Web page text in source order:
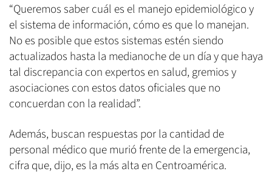
“Queremos saber cuál es el manejo epidemiológico y
el sistema de información, cómo es que lo manejan.
No es posible que estos sistemas estén siendo
actualizados hasta la medianoche de un día y que haya
tal discrepancia con expertos en salud, gremios y
asociaciones con estos datos oficiales que no
concuerdan con la realidad”.
Además, buscan respuestas por la cantidad de
personal médico que murió frente de la emergencia,
cifra que, dijo, es la más alta en Centroamérica.